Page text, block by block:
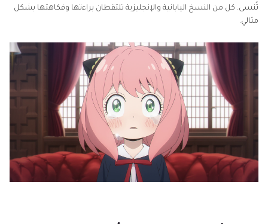
الذكاء الاصطناعي
تُنسى. كل من النسخ اليابانية والإنجليزية تلتقطان براءتها وفكاهتها بشكل
مثالي.